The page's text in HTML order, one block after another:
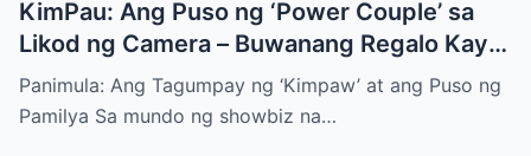
KimPau: Ang Puso ng ‘Power Couple’ sa
Likod ng Camera – Buwanang Regalo Kay
Aki, Hindi Nakakalimutan!
Panimula: Ang Tagumpay ng ‘Kimpaw’ at ang Puso ng
Pamilya Sa mundo ng showbiz na…